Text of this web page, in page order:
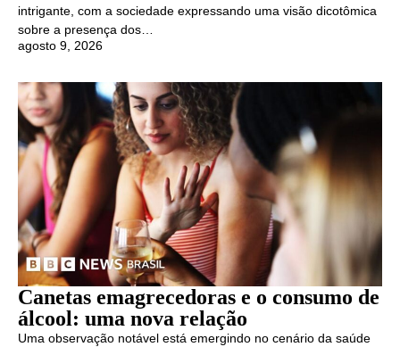
intrigante, com a sociedade expressando uma visão dicotômica
sobre a presença dos…
agosto 9, 2026
Canetas emagrecedoras e o consumo de
álcool: uma nova relação
Uma observação notável está emergindo no cenário da saúde